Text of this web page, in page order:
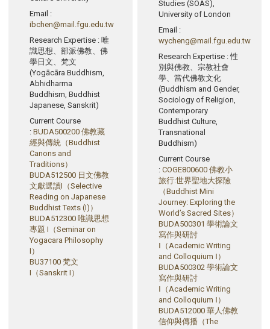
Email :
ibchen@mail.fgu.edu.tw
Research Expertise : 唯
識思想、部派佛教、佛
學日文、梵文
(Yogācāra Buddhism,
Abhidharma
Buddhism, Buddhist
Japanese, Sanskrit)
Current Course
:BUDA500200 佛教藏
經與傳統（Buddhist
Canons and
Traditions）
BUDA512500 日文佛教
文獻選讀I（Selective
Reading on Japanese
Buddhist Texts (I)）
BUDA512300 唯識思想
專題 I（Seminar on
Yogacara Philosophy
I）
BU37100 梵文
I（Sanskrit I）
Studies (SOAS),
University of London
Email :
wycheng@mail.fgu.edu.tw
Research Expertise : 性
別與佛教、宗教社會
學、當代佛教文化
(Buddhism and Gender,
Sociology of Religion,
Contemporary
Buddhist Culture,
Transnational
Buddhism)
Current Course
:COGE800600 佛教小
旅行:世界聖地大探險
（Buddhist Mini
Journey: Exploring the
World’s Sacred Sites）
BUDA500301 學術論文
寫作與研討
Ⅰ（Academic Writing
and Colloquium Ⅰ）
BUDA500302 學術論文
寫作與研討
Ⅰ（Academic Writing
and Colloquium Ⅰ）
BUDA512000 華人佛教
信仰與傳播（The